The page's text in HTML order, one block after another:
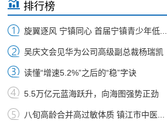
排行榜
旋翼逐风 宁镇同心 首届宁镇青少年低...
吴庆文会见华为公司高级副总裁杨瑞凯
读懂“增速5.2%”之后的“稳”字诀
5.5万亿元蓝海跃升，向海图强势正劲
八旬高龄合并高过敏体质 镇江市中医...